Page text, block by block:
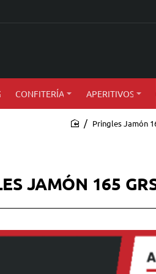
CONFITERÍA APERITIVOS
home
Pringles Jamón
JAMÓN 165